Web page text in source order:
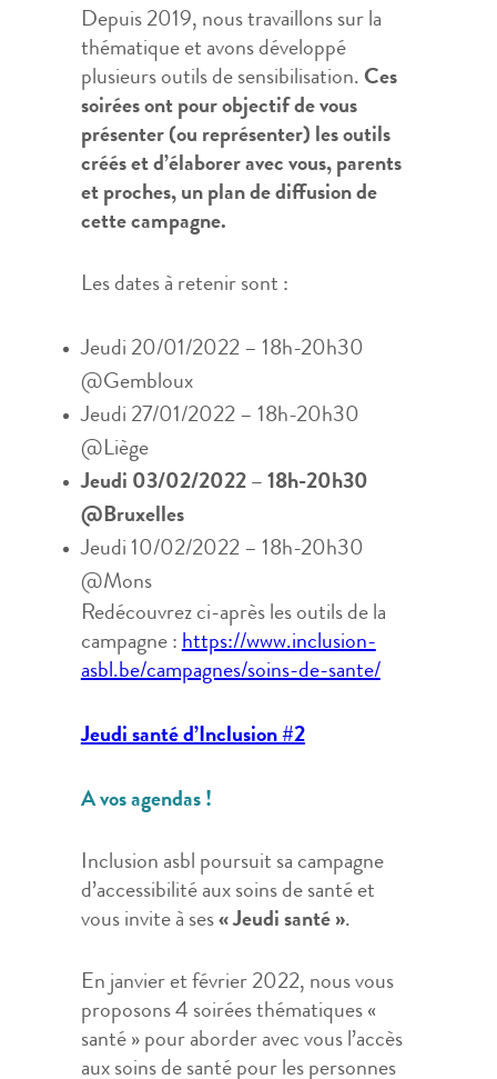
Depuis 2019, nous travaillons sur la
thématique et avons développé
plusieurs outils de sensibilisation. Ces
soirées ont pour objectif de vous
présenter (ou représenter) les outils
créés et d’élaborer avec vous, parents
et proches, un plan de diffusion de
cette campagne.
Les dates à retenir sont :
Jeudi 20/01/2022 – 18h-20h30
@Gembloux
Jeudi 27/01/2022 – 18h-20h30
@Liège
Jeudi 03/02/2022 – 18h-20h30
@Bruxelles
Jeudi 10/02/2022 – 18h-20h30
@Mons
Redécouvrez ci-après les outils de la
campagne : https://www.inclusion-
asbl.be/campagnes/soins-de-sante/
Jeudi santé d’Inclusion #2
A vos agendas !
Inclusion asbl poursuit sa campagne
d’accessibilité aux soins de santé et
vous invite à ses « Jeudi santé ».
En janvier et février 2022, nous vous
proposons 4 soirées thématiques «
santé » pour aborder avec vous l’accès
aux soins de santé pour les personnes